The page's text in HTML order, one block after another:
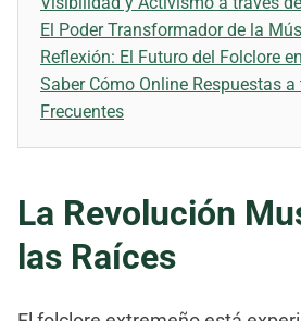
El Poder Transformador de la
Reflexión: El Futuro del Folclore
Saber Cómo Online Respuestas
Frecuentes
La Revolución
las Raíces